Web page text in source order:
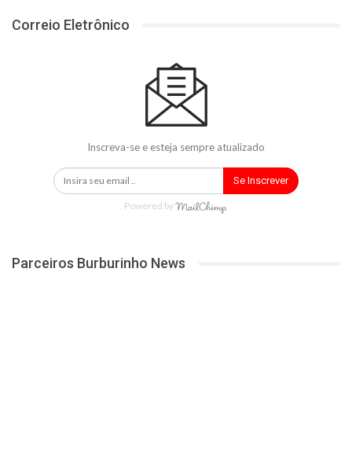
Correio Eletrônico
Inscreva-se e esteja sempre atualizado
Se Inscrever
Powered by
Parceiros Burburinho News